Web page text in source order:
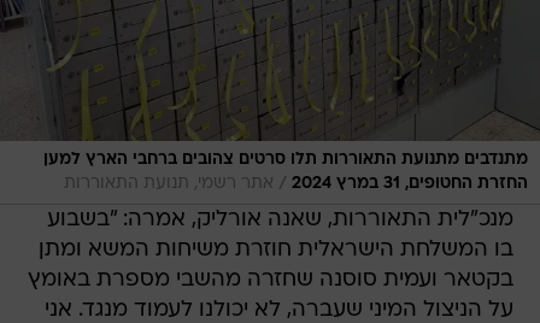
מתנדבים מתנועת התאוררות תלו סרטים צהובים ברחבי הארץ למען
החזרת החטופים, 31 במרץ 2024
/ אתר רשמי, תנועת התאוררות
מנכ"לית התאוררות, שאנה אורליק, אמרה: "בשבוע
בו המשלחת הישראלית חוזרת משיחות המשא ומתן
בקטאר ועמית סוסנה שחזרה מהשבי מספרת באומץ
על הניצול המיני שעברה, לא יכולנו לעמוד מנגד. אני